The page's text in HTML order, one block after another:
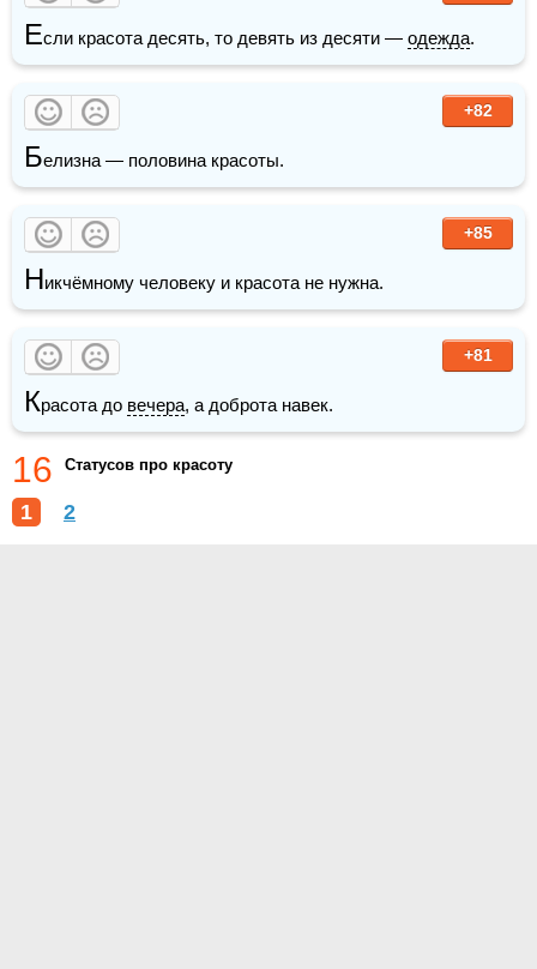
Если красота десять, то девять из десяти — одежда.
+82
Белизна — половина красоты.
+85
Никчёмному человеку и красота не нужна.
+81
Красота до вечера, а доброта навек.
16 Статусов про красоту
1 2